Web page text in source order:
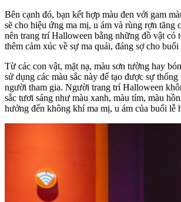
Bên cạnh đó, bạn kết hợp màu đen với gam
sẽ cho hiệu ứng ma mị, u ám và rùng rợn tăng
nên trang trí Halloween bằng những đồ vật có
thêm cảm xúc về sự ma quái, đáng sợ cho buổi
Từ các con vật, mặt nạ, màu sơn tường hay
sử dụng các màu sắc này để tạo được sự
người tham gia. Người trang trí Halloween
sắc tươi sáng như màu xanh, màu tím, màu
hưởng đến không khí ma mị, u ám của buổi lễ